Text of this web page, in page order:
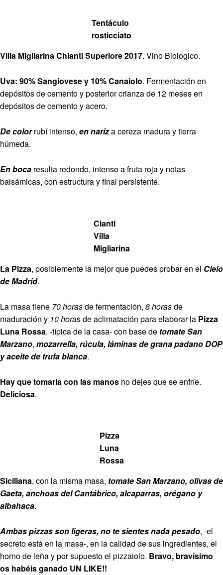
Tentáculo
rosticciato
Villa Migliarina Chianti Superiore 2017. Vino Biologico.
Uva: 90% Sangiovese y 10% Canaiolo. Fermentación en
depósitos de cemento y posterior crianza de 12 meses en
depósitos de cemento y acero.
De colorrubí intenso, en nariza cereza madura y tierra
húmeda.
En boca resulta redondo, intenso a fruta roja y notas
balsámicas, con estructura y final persistente.
Cianti
Villa
Migliarina
La Pizza, posiblemente la mejor que puedes probar en el Cielo
de Madrid.
La masa tiene 70 horasde fermentación, 8 horasde
maduración y 10 horas de aclimatación para elaborar la Pizza
Luna Rossa, -típica de la casa- con base de tomate San
Marzano, mozarrella, rúcula, láminas de grana padano DOP
y aceite de trufa blanca.
Hay que tomarla con las manos no dejes que se enfríe.
Deliciosa.
Pizza
Luna
Rossa
Siciliana, con la misma masa, tomate San Marzano, olivas de
Gaeta, anchoas del Cantábrico, alcaparras, orégano y
albahaca.
Ambas pizzas son ligeras, no te sientes nada pesado, -el
secreto está en la masa-, en la calidad de sus ingredientes, el
horno de leña y por supuesto el pizzaiolo. Bravo, bravísimo
os habéis ganado UN LIKE!!